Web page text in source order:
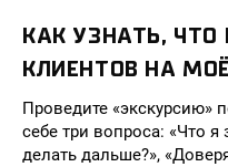
КАК УЗНАТЬ,
КЛИЕНТОВ НА
Проведите «экскурсию»
себе три вопроса: «Что я
делать дальше?»,